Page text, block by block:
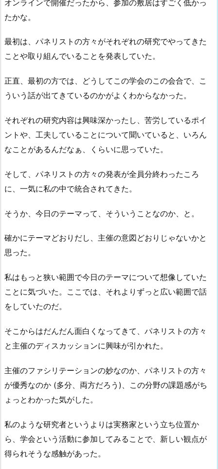
オンラインで開催だったから、参加の敷居はすごく低かっ
たかな。
最初は、パネリストの方々がそれぞれの研究でやってきた
ことや取り組んでいることを発表していた。
正直、最初の方では、どうしてこの学会のこの会合で、こ
ういう話が出てきているのかがよくわからなかった。
それぞれの研究内容は興味深かったし、苦労しているポイ
ントや、工夫していることについて聞いていると、いろん
なことがあるんだなぁ、くらいに思っていた。
そして、パネリストの方々の発表が全員分終わったころ
に、一気に私の中で統合されてきた。
そうか、今日のテーマって、そういうことなのか、と。
確かにテーマどおりだし、主催の意図どおりじゃないかと
思った。
私はもっと狭い範囲で今日のテーマについて想像していた
ことに気づいた。ここでは、それよりずっと広い範囲で話
をしていたのだ。
そこからはだんだん面白くなってきて、パネリストの方々
と主催のディスカッションに興味が引かれた。
主催のファシリテーションの妙なのか、パネリストの方々
が優秀なのか (多分、両方だろう)、この分野の課題感がち
ょっとわかった気がした。
私のような研究者というよりは実務家という立ち位置か
ら、学会という活動に参加してみることで、新しい観点が
得られそうな感触があった。